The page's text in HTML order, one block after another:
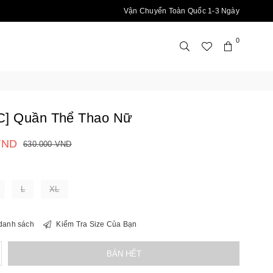
Vận Chuyển Toàn Quốc 1-3 Ngày
0
Quần Thể Thao Nữ
630.000 VND
L XL
sách Kiểm Tra Size Của Bạn
BÁN HẾT